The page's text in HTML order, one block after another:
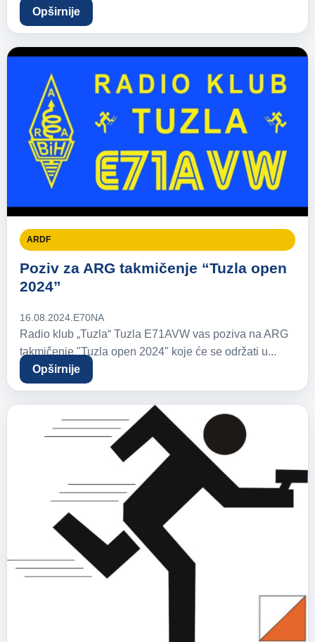
Opširnije
ARDF
Poziv za ARG takmičenje “Tuzla open
2024”
16.08.2024. E70NA
Radio klub „Tuzla“ Tuzla E71AVW vas poziva na ARG
takmičenje "Tuzla open 2024" koje će se održati u...
Opširnije